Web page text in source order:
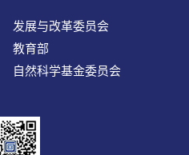
发展与改革委员会
教育部
自然科学基金委员会